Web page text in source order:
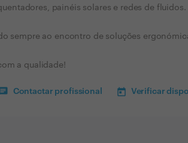
painéis solares e redes de fluidos.
sempre ao encontro de soluções
a qualidade!
Contactar profissional Verificar